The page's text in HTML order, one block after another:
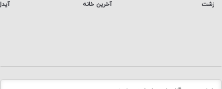
زشت آخرین خانه